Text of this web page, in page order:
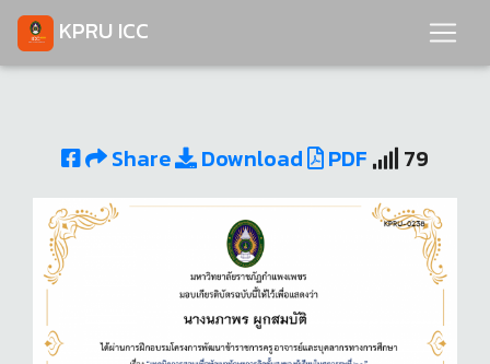
KPRU ICC
Share Download PDF 79